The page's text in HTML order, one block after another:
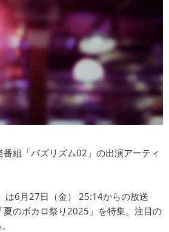
組「バズリズム02」の出演アーティ
は6月27日（金） 25:14からの放送
夏のボカロ祭り2025」を特集。注目の